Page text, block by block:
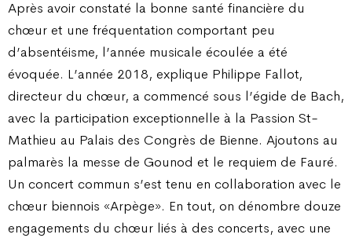
Après avoir constaté la bonne santé financière du
chœur et une fréquentation comportant peu
d’absentéisme, l’année musicale écoulée a été
évoquée. L’année 2018, explique Philippe Fallot,
directeur du chœur, a commencé sous l’égide de Bach,
avec la participation exceptionnelle à la Passion St-
Mathieu au Palais des Congrès de Bienne. Ajoutons au
palmarès la messe de Gounod et le requiem de Fauré.
Un concert commun s’est tenu en collaboration avec le
chœur biennois «Arpège». En tout, on dénombre douze
engagements du chœur liés à des concerts, avec une